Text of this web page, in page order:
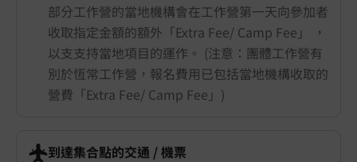
部分工作營的當地機構會在工作營第一天向參加者
收取指定金額的額外「Extra Fee/ Camp Fee」 ，
以支支持當地項目的運作。 (注意：團體工作營有
別於恆常工作營，報名費用已包括當地機構收取的
營費「Extra Fee/ Camp Fee」)
到達集合點的交通 ​/ 機票